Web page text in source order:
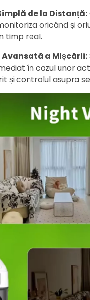
de la Distanță:
oricând și
timp real.
a Mișcării:
în cazul unor
și controlul asupra